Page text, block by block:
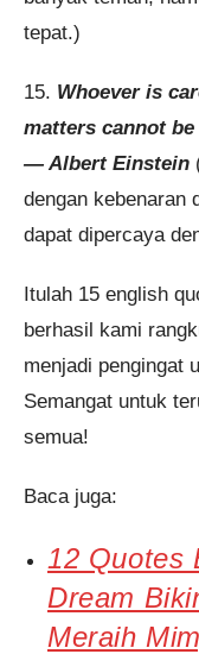
tepat.)
15. Whoever is
matters cannot
— Albert Einstein
dengan kebenaran
dapat dipercaya
Itulah 15 english
berhasil kami
menjadi pengingat
Semangat untuk
semua!
Baca juga:
12 Quotes
Dream
Meraih